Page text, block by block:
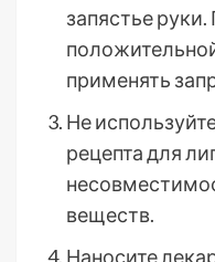
запястье руки.
применять
Не
рецепта для
веществ.
Наносите